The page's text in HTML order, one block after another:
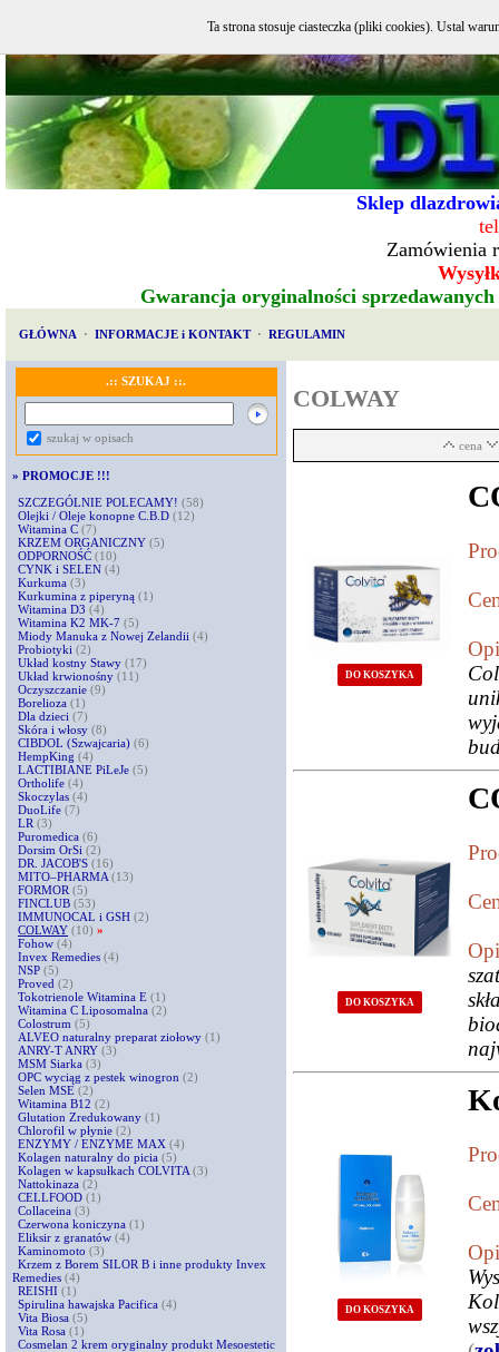
Sklep
Zamówienia
Gwarancja oryginalności
GŁÓWNA · INFORMACJE i KONTAKT · REGULAMIN
.:: SZUKAJ ::.
szukaj w opisach
» PROMOCJE !!!
SZCZEGÓLNIE POLECAMY! (58)
Olejki / Oleje konopne C.B.D (12)
Witamina C (7)
KRZEM ORGANICZNY (5)
ODPORNOŚĆ (10)
CYNK i SELEN (4)
Kurkuma (3)
Kurkumina z piperyną (1)
Witamina D3 (4)
Witamina K2 MK-7 (5)
Miody Manuka z Nowej Zelandii (4)
Probiotyki (2)
Układ kostny Stawy (17)
Układ krwionośny (11)
Oczyszczanie (9)
Borelioza (1)
Dla dzieci (7)
Skóra i włosy (8)
CIBDOL (Szwajcaria) (6)
HempKing (4)
LACTIBIANE PiLeJe (5)
Ortholife (4)
Skoczylas (4)
DuoLife (7)
LR (3)
Puromedica (6)
Dorsim OrSi (2)
DR. JACOB'S (16)
MITO–PHARMA (13)
FORMOR (5)
FINCLUB (53)
IMMUNOCAL i GSH (2)
COLWAY (10) »
Fohow (4)
Invex Remedies (4)
NSP (5)
Proved (2)
Tokotrienole Witamina E (1)
Witamina C Liposomalna (2)
Colostrum (5)
ALVEO naturalny preparat ziołowy (1)
ANRY-T ANRY (3)
MSM Siarka (3)
OPC wyciąg z pestek winogron (2)
Selen MSE (2)
Witamina B12 (2)
Glutation Zredukowany (1)
Chlorofil w płynie (2)
ENZYMY / ENZYME MAX (4)
Kolagen naturalny do picia (5)
Kolagen w kapsułkach COLVITA (3)
Nattokinaza (2)
CELLFOOD (1)
Collaceina (3)
Czerwona koniczyna (1)
Eliksir z granatów (4)
Kaminomoto (3)
Krzem z Borem SILOR B i inne produkty Invex
Remedies (4)
REISHI (1)
Spirulina hawajska Pacifica (4)
Vita Biosa (5)
Vita Rosa (1)
Cosmelan 2 krem oryginalny produkt Mesoestetic
COLWAY
cena
DO KOSZYKA
DO KOSZYKA
DO KOSZYKA
Ta strona stosuje ciasteczka (pliki cookies). Ustal